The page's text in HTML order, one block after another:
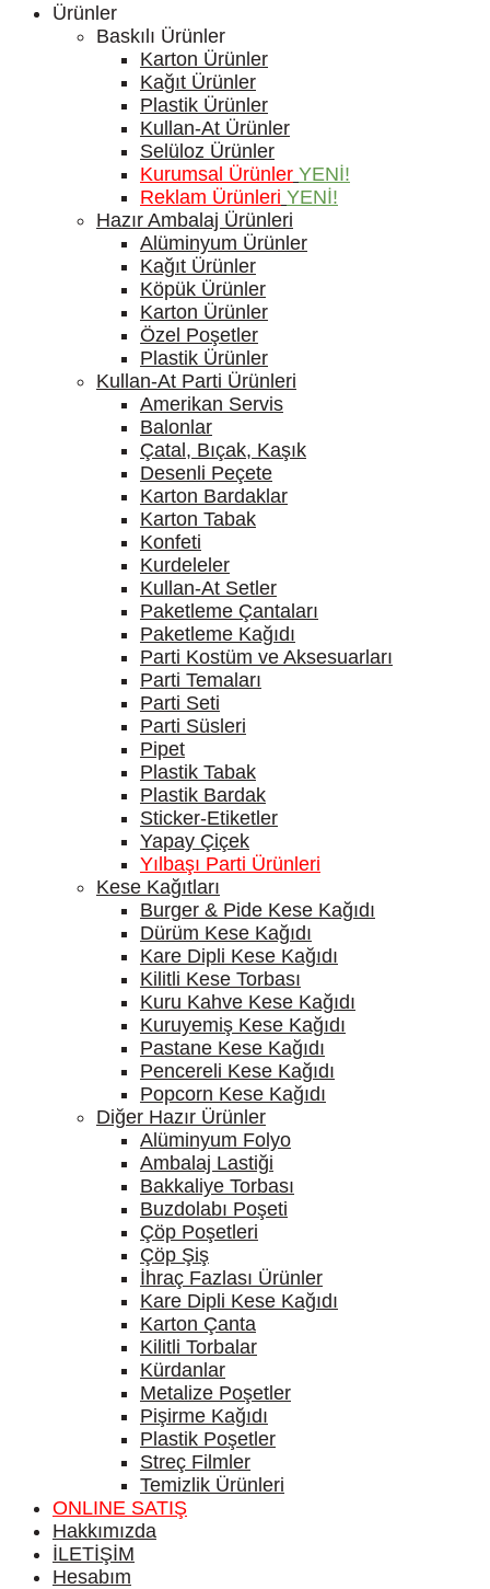
Ürünler
Baskılı Ürünler
Karton Ürünler
Kağıt Ürünler
Plastik Ürünler
Kullan-At Ürünler
Selüloz Ürünler
Kurumsal Ürünler YENİ!
Reklam Ürünleri YENİ!
Hazır Ambalaj Ürünleri
Alüminyum Ürünler
Kağıt Ürünler
Köpük Ürünler
Karton Ürünler
Özel Poşetler
Plastik Ürünler
Kullan-At Parti Ürünleri
Amerikan Servis
Balonlar
Çatal, Bıçak, Kaşık
Desenli Peçete
Karton Bardaklar
Karton Tabak
Konfeti
Kurdeleler
Kullan-At Setler
Paketleme Çantaları
Paketleme Kağıdı
Parti Kostüm ve Aksesuarları
Parti Temaları
Parti Seti
Parti Süsleri
Pipet
Plastik Tabak
Plastik Bardak
Sticker-Etiketler
Yapay Çiçek
Yılbaşı Parti Ürünleri
Kese Kağıtları
Burger & Pide Kese Kağıdı
Dürüm Kese Kağıdı
Kare Dipli Kese Kağıdı
Kilitli Kese Torbası
Kuru Kahve Kese Kağıdı
Kuruyemiş Kese Kağıdı
Pastane Kese Kağıdı
Pencereli Kese Kağıdı
Popcorn Kese Kağıdı
Diğer Hazır Ürünler
Alüminyum Folyo
Ambalaj Lastiği
Bakkaliye Torbası
Buzdolabı Poşeti
Çöp Poşetleri
Çöp Şiş
İhraç Fazlası Ürünler
Kare Dipli Kese Kağıdı
Karton Çanta
Kilitli Torbalar
Kürdanlar
Metalize Poşetler
Pişirme Kağıdı
Plastik Poşetler
Streç Filmler
Temizlik Ürünleri
ONLINE SATIŞ
Hakkımızda
İLETİŞİM
Hesabım